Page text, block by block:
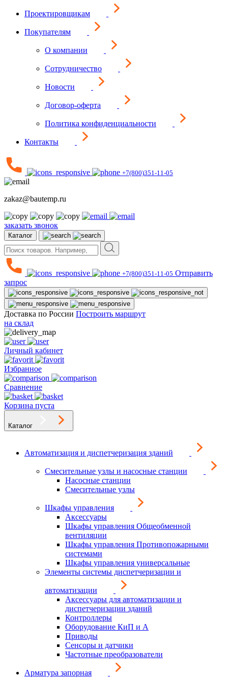
Проектировщикам
Покупателям
О компании
Сотрудничество
Новости
Договор-оферта
Политика конфиденциальности
Контакты
+7(800)351-11-05
zakaz@bautemp.ru
заказать звонок
Каталог
+7(800)351-11-05 Отправить
запрос
Доставка по России Построить маршрут
на склад
Личный кабинет
Избранное
Сравнение
Корзина пуста
Каталог
Автоматизация и диспетчеризация зданий
Смесительные узлы и насосные станции
Насосные станции
Смесительные узлы
Шкафы управления
Аксессуары
Шкафы управления Общеобменной
вентиляции
Шкафы управления Противопожарными
системами
Шкафы управления универсальные
Элементы системы диспетчеризации и
автоматизации
Аксессуары для автоматизации и
диспетчеризации зданий
Контроллеры
Оборудование КиП и А
Приводы
Сенсоры и датчики
Частотные преобразователи
Арматура запорная